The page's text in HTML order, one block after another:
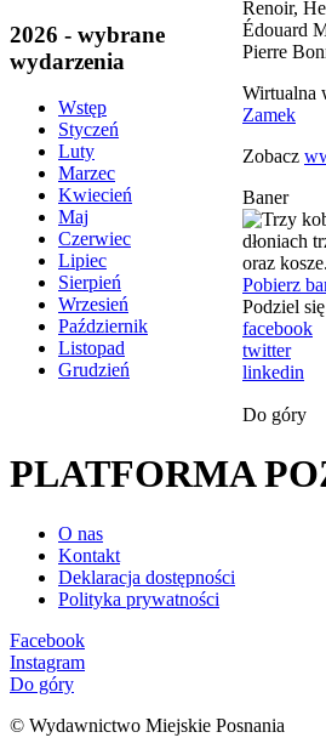
2026 - wybrane
wydarzenia
Wstęp
Styczeń
Luty
Marzec
Kwiecień
Maj
Czerwiec
Lipiec
Sierpień
Wrzesień
Październik
Listopad
Grudzień
Renoir,
Édouard
Pierre
Wirtualna
Zamek
Zobacz
Baner
Pobierz
Podziel się
facebook
twitter
linkedin
Do góry
PLATFORMA
O nas
Kontakt
Deklaracja dostępności
Polityka prywatności
Facebook
Instagram
Do góry
© Wydawnictwo Miejskie Posnania